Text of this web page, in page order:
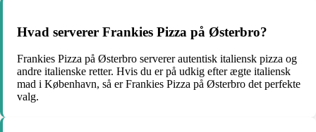
Hvad serverer Frankies Pizza på Østerbro?
Frankies Pizza på Østerbro serverer autentisk italiensk pizza og
andre italienske retter. Hvis du er på udkig efter ægte italiensk
mad i København, så er Frankies Pizza på Østerbro det perfekte
valg.